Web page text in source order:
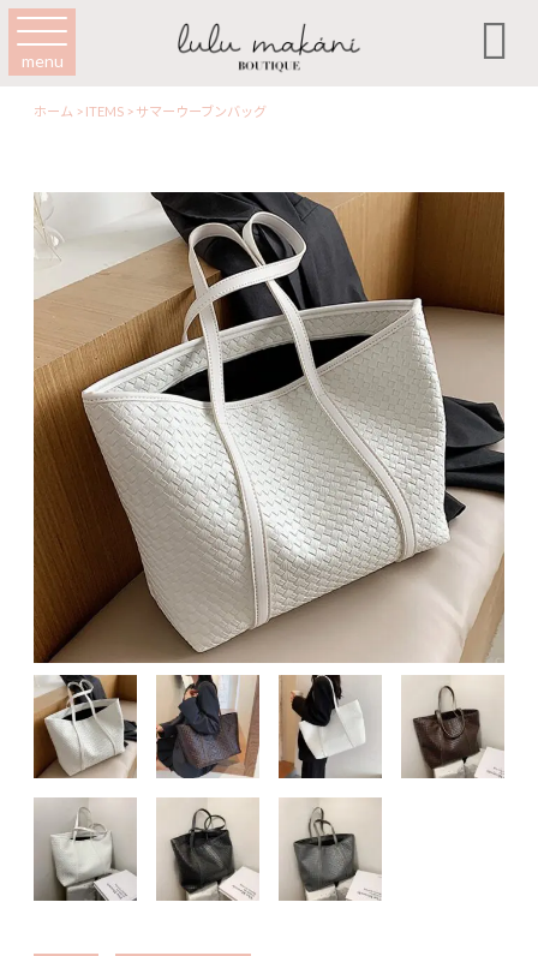
menu 
ホーム >ITEMS >サマーウーブンバッグ